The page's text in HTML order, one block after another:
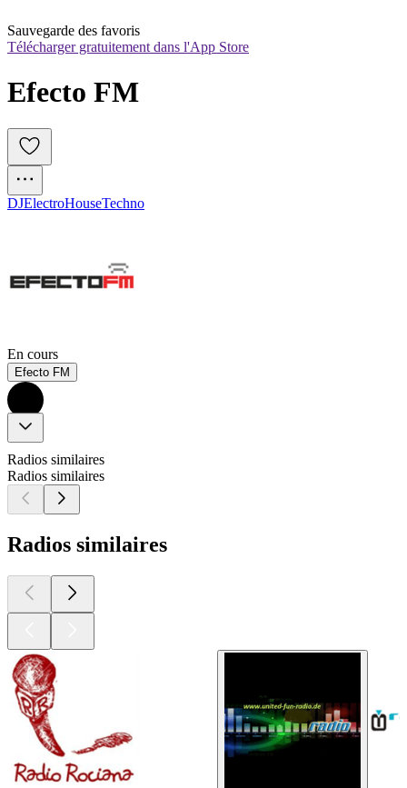
Sauvegarde des favoris
Télécharger gratuitement dans l'App Store
Efecto FM
DJElectroHouseTechno
En cours
Efecto FM
Radios similaires
Radios similaires
Radios similaires